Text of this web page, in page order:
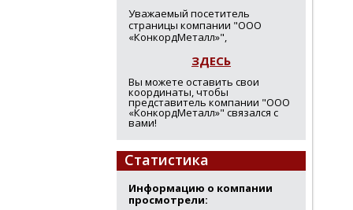
Уважаемый посетитель
страницы компании "ООО
«КонкордМеталл»",
ЗДЕСЬ
Вы можете оставить свои
координаты, чтобы
представитель компании "ООО
«КонкордМеталл»" связался с
вами!
Статистика
Информацию о компании
просмотрели: